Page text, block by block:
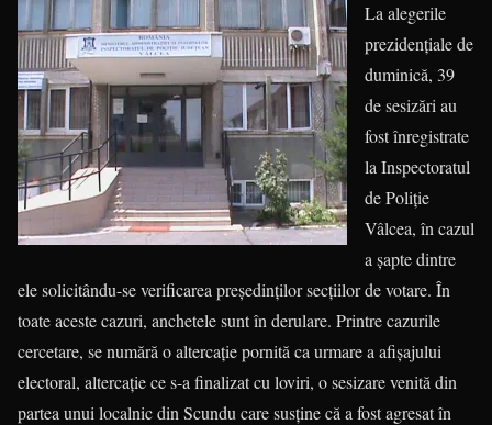
La alegerile
prezidenţiale de
duminică, 39
de sesizări au
fost înregistrate
la Inspectoratul
de Poliție
Vâlcea, în cazul
a șapte dintre
ele solicitându-se verificarea președinților secțiilor de votare. În
toate aceste cazuri, anchetele sunt în derulare. Printre cazurile
cercetare, se numără o altercație pornită ca urmare a afișajului
electoral, altercație ce s-a finalizat cu loviri, o sesizare venită din
partea unui localnic din Scundu care susține că a fost agresat în